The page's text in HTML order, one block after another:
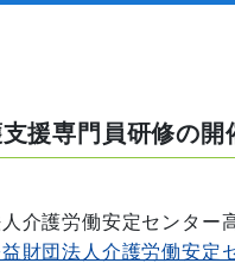
援専門員研修の開
介護労働安定センター
財団法人介護労働安定